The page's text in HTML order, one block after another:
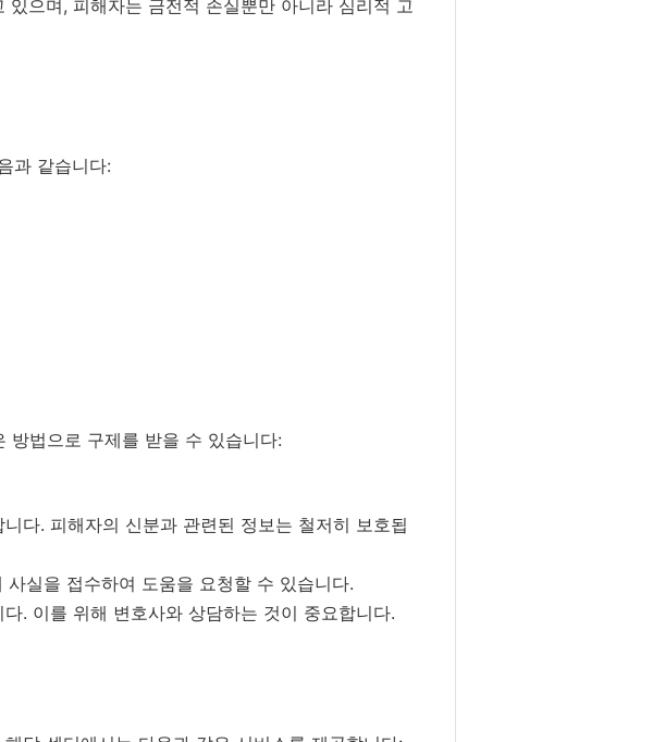
으며, 피해자는 금전적 손실뿐만 아니라 심리적 고
과 같습니다:
방법으로 구제를 받을 수 있습니다:
다. 피해자의 신분과 관련된 정보는 철저히 보호됩
실을 접수하여 도움을 요청할 수 있습니다.
. 이를 위해 변호사와 상담하는 것이 중요합니다.